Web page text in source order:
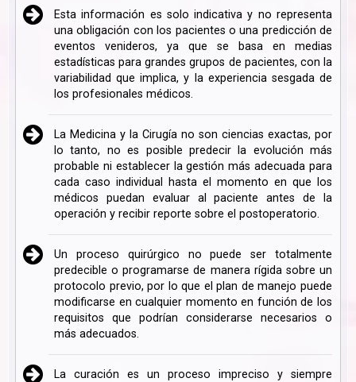
Esta información es solo indicativa y no representa
una obligación con los pacientes o una predicción de
eventos venideros, ya que se basa en medias
estadísticas para grandes grupos de pacientes, con la
variabilidad que implica, y la experiencia sesgada de
los profesionales médicos.
La Medicina y la Cirugía no son ciencias exactas, por
lo tanto, no es posible predecir la evolución más
probable ni establecer la gestión más adecuada para
cada caso individual hasta el momento en que los
médicos puedan evaluar al paciente antes de la
operación y recibir reporte sobre el postoperatorio.
Un proceso quirúrgico no puede ser totalmente
predecible o programarse de manera rígida sobre un
protocolo previo, por lo que el plan de manejo puede
modificarse en cualquier momento en función de los
requisitos que podrían considerarse necesarios o
más adecuados.
La curación es un proceso impreciso y siempre